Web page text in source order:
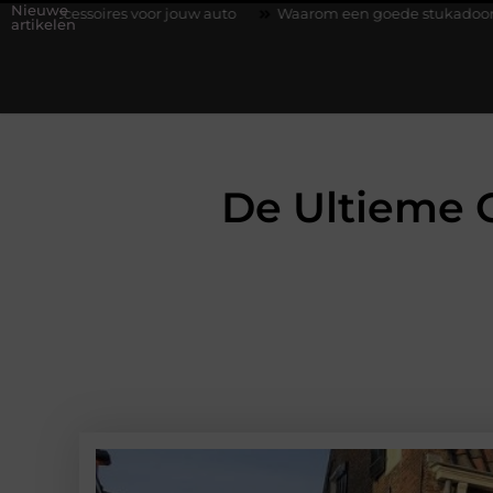
Nieuwe
artikelen
jouw auto Waarom een goede stukadoorgroothandel het
De Ultieme